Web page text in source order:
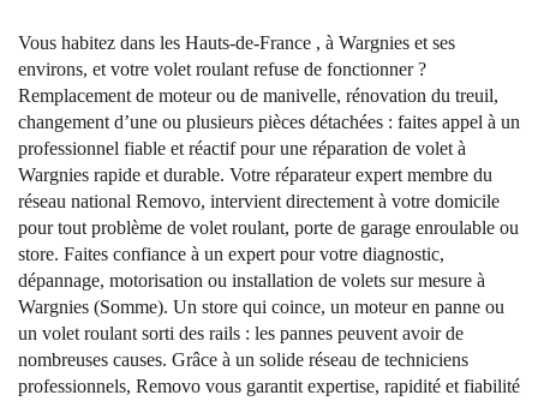
Vous habitez dans les Hauts-de-France , à Wargnies et ses
environs, et votre volet roulant refuse de fonctionner ?
Remplacement de moteur ou de manivelle, rénovation du treuil,
changement d’une ou plusieurs pièces détachées : faites appel à un
professionnel fiable et réactif pour une réparation de volet à
Wargnies rapide et durable. Votre réparateur expert membre du
réseau national Removo, intervient directement à votre domicile
pour tout problème de volet roulant, porte de garage enroulable ou
store. Faites confiance à un expert pour votre diagnostic,
dépannage, motorisation ou installation de volets sur mesure à
Wargnies (Somme). Un store qui coince, un moteur en panne ou
un volet roulant sorti des rails : les pannes peuvent avoir de
nombreuses causes. Grâce à un solide réseau de techniciens
professionnels, Removo vous garantit expertise, rapidité et fiabilité